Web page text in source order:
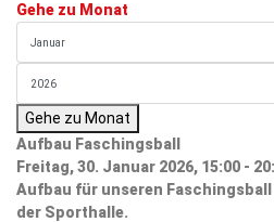
Gehe zu Monat
Gehe zu Monat
Aufbau Faschingsball
Freitag, 30. Januar 2026, 15:00 -
Aufbau für unseren
der Sporthalle.